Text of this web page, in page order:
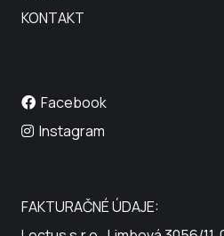
KONTAKT
Facebook
Instagram
FAKTURAČNÉ ÚDAJE: